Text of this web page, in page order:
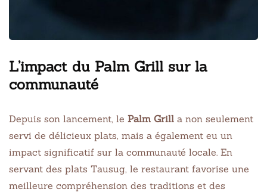
L’impact du Palm Grill sur la
communauté
Depuis son lancement, le Palm Grill a non seulement
servi de délicieux plats, mais a également eu un
impact significatif sur la communauté locale. En
servant des plats Tausug, le restaurant favorise une
meilleure compréhension des traditions et des